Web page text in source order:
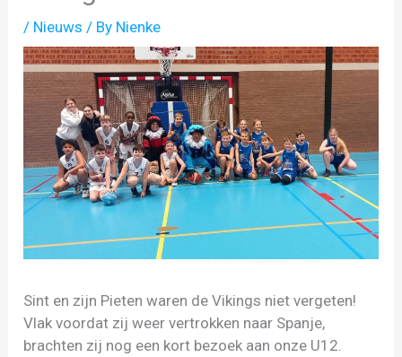
/ Nieuws / By Nienke
Sint en zijn Pieten waren de Vikings niet vergeten!
Vlak voordat zij weer vertrokken naar Spanje,
brachten zij nog een kort bezoek aan onze U12.